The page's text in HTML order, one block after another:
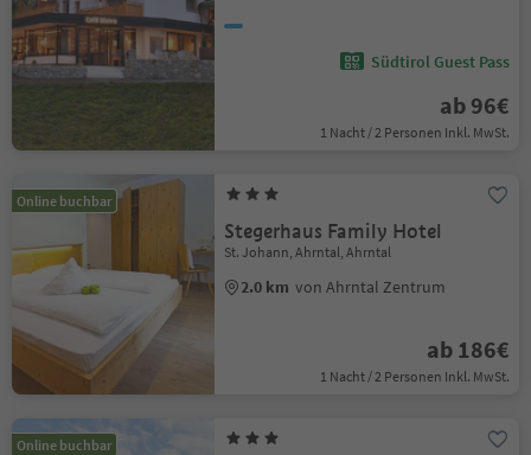
Südtirol Guest Pass
ab 96€
1 Nacht / 2 Personen Inkl. MwSt.
Online buchbar
Stegerhaus Family Hotel
St. Johann, Ahrntal, Ahrntal
2.0 km von Ahrntal Zentrum
ab 186€
1 Nacht / 2 Personen Inkl. MwSt.
Online buchbar